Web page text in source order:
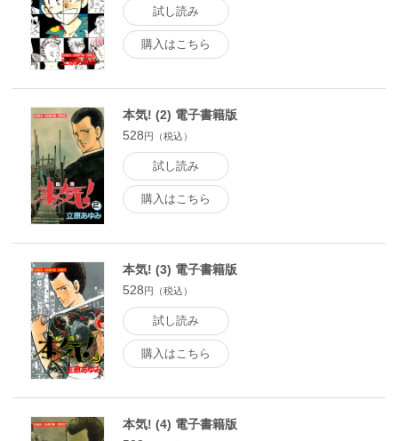
試し読み
購入はこちら
本気! (2) 電子書籍版
528円（税込）
試し読み
購入はこちら
本気! (3) 電子書籍版
528円（税込）
試し読み
購入はこちら
本気! (4) 電子書籍版